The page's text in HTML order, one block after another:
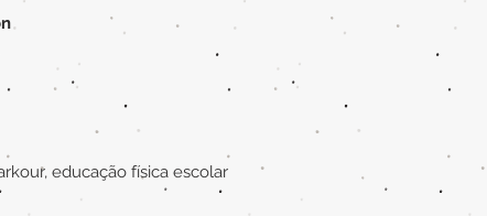
educação física escolar